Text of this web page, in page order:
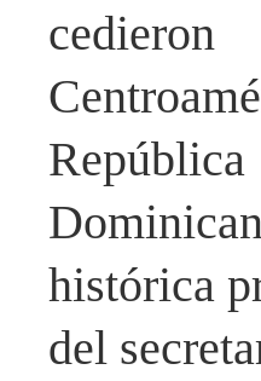
cedieron
República
histórica
del